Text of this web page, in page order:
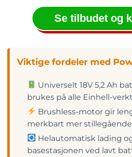
Se tilbudet og
Viktige fordeler med
Universelt 18V 5,2 Ah
brukes på alle Einhell-
Brushless-motor gir
merkbart mer
Helautomatisk lading
basestasjonen ved lavt